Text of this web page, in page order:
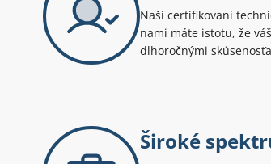
Naši certifikovaní
nami máte istotu, že
dlhoročnými
Široké